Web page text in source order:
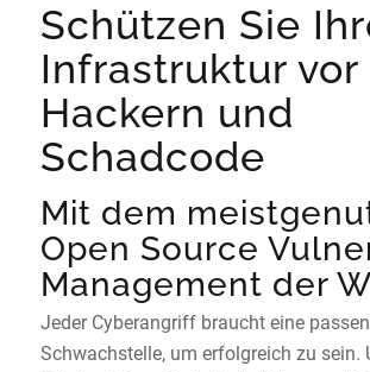
Schützen Sie
Infrastruktur vor
Hackern und
Schadcode
Mit dem
Open Source
Management der
Jeder Cyberangriff braucht eine
Schwachstelle, um erfolgreich zu sein.